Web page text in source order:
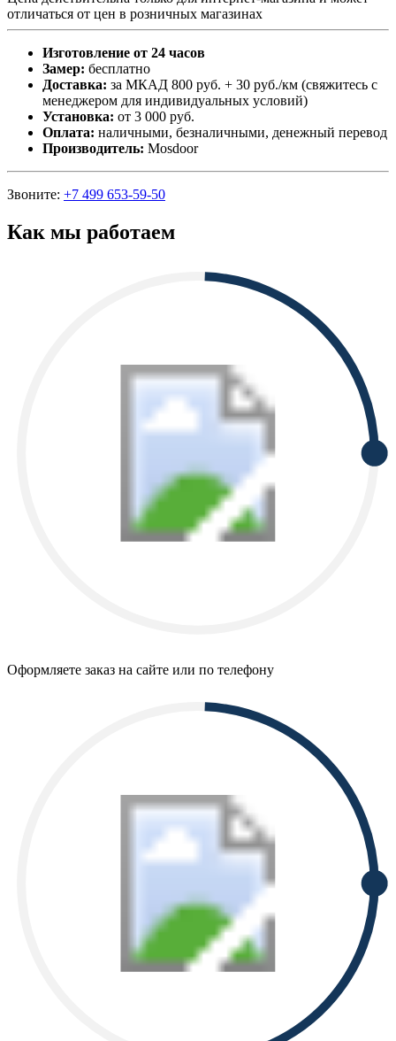
отличаться от цен в розничных магазинах
Изготовление от 24 часов
Замер: бесплатно
Доставка: за МКАД 800 руб. + 30 руб./км (свяжитесь с
менеджером для индивидуальных условий)
Установка: от 3 000 руб.
Оплата: наличными, безналичными, денежный перевод
Производитель: Mosdoor
Звоните: +7 499 653-59-50
Как мы работаем
Оформляете заказ на сайте или по телефону